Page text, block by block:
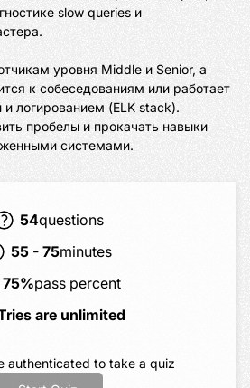
slow queries и
уровня Middle и Senior, а
к собеседованиям или работает
логированием (ELK stack).
пробелы и прокачать навыки
системами.
54questions
55 - 75minutes
75%pass percent
are unlimited
authenticated to take a quiz